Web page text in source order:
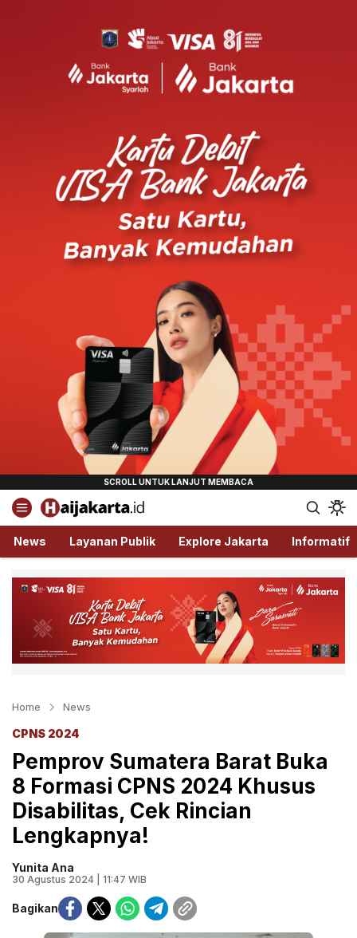
Haijakarta.id
Semua Tentang Jakarta Ada Disini!
News Layanan Publik Explore Jakarta Informatif
Home News
CPNS 2024
Pemprov Sumatera Barat Buka
8 Formasi CPNS 2024 Khusus
Disabilitas, Cek Rincian
Lengkapnya!
Yunita Ana
30 Agustus 2024 | 11:47 WIB
Bagikan